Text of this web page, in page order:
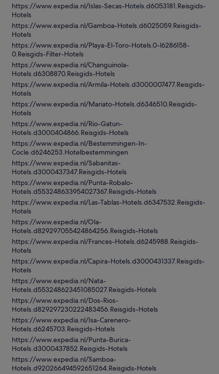
https://www.expedia.nl/Islas-Secas-Hotels.d6053181.Reisgids-
Hotels
https://www.expedia.nl/Gamboa-Hotels.d6025059.Reisgids-
Hotels
https://www.expedia.nl/Playa-El-Toro-Hotels.0-l6286158-
0.Reisgids-Filter-Hotels
https://www.expedia.nl/Changuinola-
Hotels.d6308870.Reisgids-Hotels
https://www.expedia.nl/Armila-Hotels.d3000007477.Reisgids-
Hotels
https://www.expedia.nl/Mariato-Hotels.d6346510.Reisgids-
Hotels
https://www.expedia.nl/Rio-Gatun-
Hotels.d3000404866.Reisgids-Hotels
https://www.expedia.nl/Bestemmingen-In-
Cocle.d6246253.Hotelbestemmingen
https://www.expedia.nl/Sabanitas-
Hotels.d3000437347.Reisgids-Hotels
https://www.expedia.nl/Punta-Robalo-
Hotels.d553248633954027367.Reisgids-Hotels
https://www.expedia.nl/Las-Tablas-Hotels.d6347532.Reisgids-
Hotels
https://www.expedia.nl/Ola-
Hotels.d829297055424864256.Reisgids-Hotels
https://www.expedia.nl/Frances-Hotels.d6245988.Reisgids-
Hotels
https://www.expedia.nl/Capira-Hotels.d3000431337.Reisgids-
Hotels
https://www.expedia.nl/Nata-
Hotels.d553248623451085027.Reisgids-Hotels
https://www.expedia.nl/Dos-Rios-
Hotels.d829297230222483456.Reisgids-Hotels
https://www.expedia.nl/Isa-Carenero-
Hotels.d6245703.Reisgids-Hotels
https://www.expedia.nl/Punta-Burica-
Hotels.d3000437852.Reisgids-Hotels
https://www.expedia.nl/Samboa-
Hotels.d920266494592651264.Reisgids-Hotels